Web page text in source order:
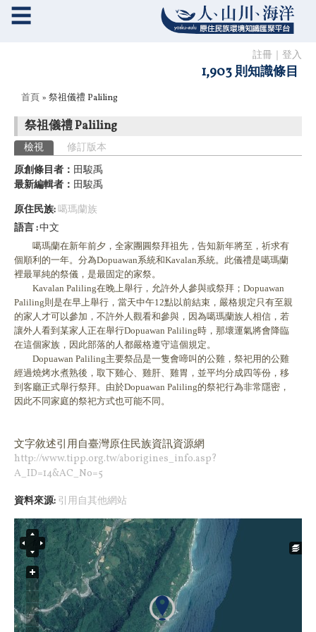
註冊 登入
1,903 則知識條目
☰
您在這裡
首頁 » 祭祖儀禮 Paliling
祭祖儀禮 Paliling
主要索引標籤
檢視 (作用中頁籤)
修訂版本
原創條目者： 田駿禹
最新編輯者： 田駿禹
原住民族:噶瑪蘭族
語言 中文
噶瑪蘭在新年前夕，全家團圓祭拜祖先，告知新年將至，祈求有
個順利的一年。分為Dopuawan系統和Kavalan系統。此儀禮是噶瑪蘭
裡最單純的祭儀，是最固定的家祭。
Kavalan Paliling在晚上舉行，允許外人參與或祭拜；Dopuawan
Paliling則是在早上舉行，當天中午12點以前結束，嚴格規定只有至親
的家人才可以參加，不許外人觀看和參與，因為噶瑪蘭族人相信，若
讓外人看到某家人正在舉行Dopuawan Paliling時，那壞運氣將會降臨
在這個家族，因此部落的人都嚴格遵守這個規定。
Dopuawan Paliling主要祭品是一隻會啼叫的公雞，祭祀用的公雞
經過燒烤水煮熟後，取下雞心、雞肝、雞胃，並平均分成四等份，移
到客廳正式舉行祭拜。由於Dopuawan Paliling的祭祀行為非常隱密，
因此不同家庭的祭祀方式也可能不同。
文字敘述引用 自臺灣原住民族資訊資源網
http://www.tipp.org.tw/aborigines_info.asp?
A_ID=14&AC_No=5
資料來源: 引用自其他網站